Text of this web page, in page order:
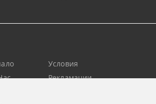
Условия
Рекламации